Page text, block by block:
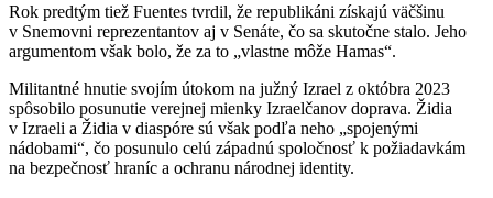
Rok predtým tiež Fuentes tvrdil, že republikáni získajú väčšinu
v Snemovni reprezentantov aj v Senáte, čo sa skutočne stalo. Jeho
argumentom však bolo, že za to „vlastne môže Hamas“.
Militantné hnutie svojím útokom na južný Izrael z októbra 2023
spôsobilo posunutie verejnej mienky Izraelčanov doprava. Židia
v Izraeli a Židia v diaspóre sú však podľa neho „spojenými
nádobami“, čo posunulo celú západnú spoločnosť k požiadavkám
na bezpečnosť hraníc a ochranu národnej identity.